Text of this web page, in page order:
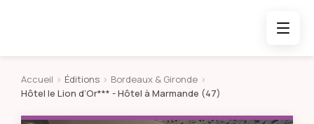
Accueil > Éditions > Bordeaux & Gironde >
Hôtel le Lion d’Or*** - Hôtel à Marmande (47)